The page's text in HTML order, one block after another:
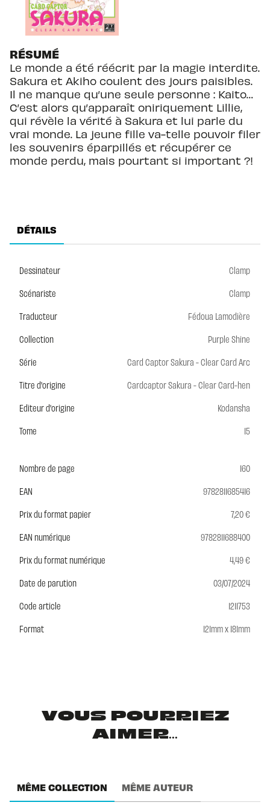
RÉSUMÉ
Le monde a été réécrit par la magie interdite.
Sakura et Akiho coulent des jours paisibles.
Il ne manque qu’une seule personne : Kaito…
C’est alors qu’apparaît oniriquement Lillie,
qui révèle la vérité à Sakura et lui parle du
vrai monde. La jeune fille va-telle pouvoir filer
les souvenirs éparpillés et récupérer ce
monde perdu, mais pourtant si important ?!
DÉTAILS
Dessinateur
Clamp
Scénariste
Clamp
Traducteur
Fédoua Lamodière
Collection
Purple Shine
Série
Card Captor Sakura - Clear Card Arc
Titre d'origine
Cardcaptor Sakura - Clear Card-hen
Editeur d'origine
Kodansha
Tome
15
Nombre de page
160
EAN
9782811685416
Prix du format papier
7,20 €
EAN numérique
9782811688400
Prix du format numérique
4,49 €
Date de parution
03/07/2024
Code article
1211753
Format
121mm x 181mm
VOUS POURRIEZ
AIMER...
MÊME COLLECTION MÊME AUTEUR